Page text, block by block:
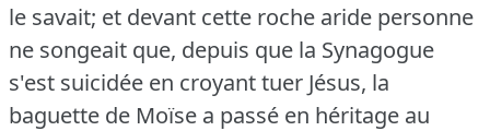
le savait; et devant cette roche aride personne
ne songeait que, depuis que la Synagogue
s'est suicidée en croyant tuer Jésus, la
baguette de Moïse a passé en héritage au